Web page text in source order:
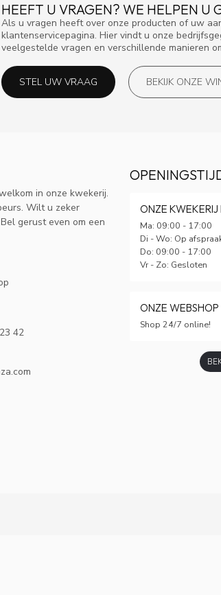
HEEFT U VRAGEN? WE HELPEN U
Als u vragen heeft over onze producten of uw
klantenservicepagina. Hier vindt u onze
veelgestelde vragen en verschillende manieren
STEL UW VRAAG BEKIJK ONZE
in onze kwekerij.
Wilt u zeker
gerust even om een
42
ONZE KWEKERIJ
Ma: 09:00 - 17:00
Di - Wo: Op
Do: 09:00 - 17:00
Vr - Zo: Gesloten
ONZE WEBSHOP
Shop 24/7 online!